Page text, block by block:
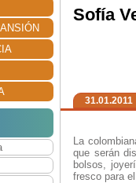
Sofía
31.01.2011
La
que serán
bolsos,
fresco para